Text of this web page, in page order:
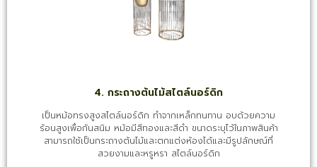
4. กระถางต้นไม้สไตล์นอร์ดิก
เป็นหม้อทรงสูงสไตล์นอร์ดิก ทำจากเหล็กทนทาน อบด้วยความ
ร้อนสูงเพื่อกันสนิม หม้อมีสีทองและสีดำ ขนาดระบุไว้ในภาพสินค้า
สามารถใช้เป็นกระถางต้นไม้และตกแต่งห้องได้และมีรูปลักษณ์ที่
สวยงามและหรูหรา สไตล์นอร์ดิก